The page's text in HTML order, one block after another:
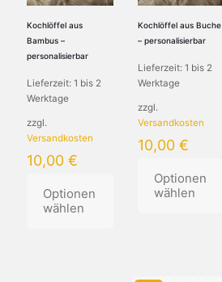
Optionen
können
auf
der
gewählt
werden
können
auf
der
gewählt
werden
Kochlöffel aus
Bambus –
personalisierbar
Lieferzeit: 1 bis 2
Werktage
zzgl.
Versandkosten
10,00 €
Optionen
wählen
Kochlöffel aus Buche
– personalisierbar
Lieferzeit:1 bis 2
Werktage
zzgl.
Versandkosten
10,00€
Optionen
wählen